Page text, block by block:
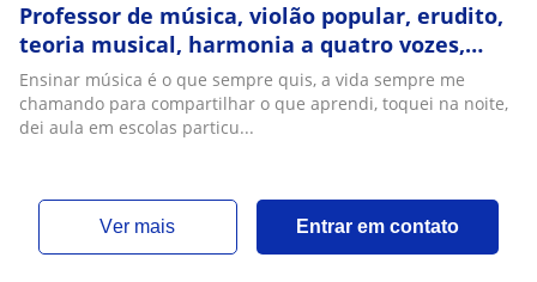
Professor de música, violão popular, erudito,
teoria musical, harmonia a quatro vozes,
guitarra jazz, improvisação, etnomusicologia
Ensinar música é o que sempre quis, a vida sempre me
chamando para compartilhar o que aprendi, toquei na noite,
dei aula em escolas particu...
ver mais Entrar em contato